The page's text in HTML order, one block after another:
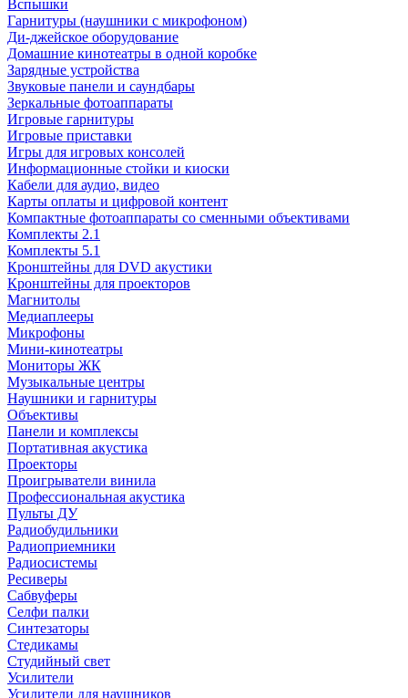
Вспышки
Гарнитуры (наушники с микрофоном)
Ди-джейское оборудование
Домашние кинотеатры в одной коробке
Зарядные устройства
Звуковые панели и саундбары
Зеркальные фотоаппараты
Игровые гарнитуры
Игровые приставки
Игры для игровых консолей
Информационные стойки и киоски
Кабели для аудио, видео
Карты оплаты и цифровой контент
Компактные фотоаппараты со сменными объективами
Комплекты 2.1
Комплекты 5.1
Кронштейны для DVD акустики
Кронштейны для проекторов
Магнитолы
Медиаплееры
Микрофоны
Мини-кинотеатры
Мониторы ЖК
Музыкальные центры
Наушники и гарнитуры
Объективы
Панели и комплексы
Портативная акустика
Проекторы
Проигрыватели винила
Профессиональная акустика
Пульты ДУ
Радиобудильники
Радиоприемники
Радиосистемы
Ресиверы
Сабвуферы
Селфи палки
Синтезаторы
Стедикамы
Студийный свет
Усилители
Усилители для наушников